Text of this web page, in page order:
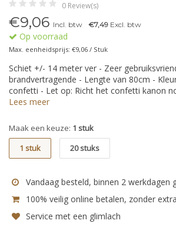
0 Review(s)
€9,06 Incl. btw €7,49 Excl. btw
Op voorraad
Max. eenheidsprijs: €9,06 / Stuk
Schiet +/- 14 meter ver - Zeer
brandvertragende - Lengte van 80cm -
confetti - Let op: Richt het confetti kanon
Lees meer
Maak een keuze: 1 stuk
1 stuk
20 stuks
Vandaag besteld, binnen 2 werkdagen
100% veilig online betalen, zonder
Service met een glimlach